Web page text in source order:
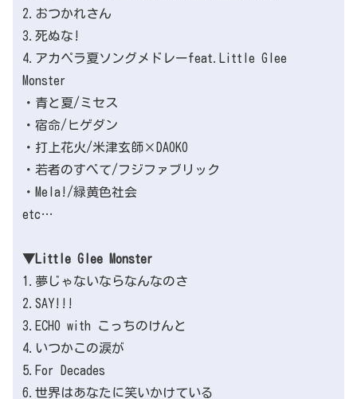
2.おつかれさん
3.死ぬな!
4.アカペラ夏ソングメドレーfeat.Little Glee
Monster
・青と夏/ミセス
・宿命/ヒゲダン
・打上花火/米津玄師×DAOKO
・若者のすべて/フジファブリック
・Mela!/緑黄色社会
etc…
▼Little Glee Monster
1.夢じゃないならなんなのさ
2.SAY!!!
3.ECHO with こっちのけんと
4.いつかこの涙が
5.For Decades
6.世界はあなたに笑いかけている